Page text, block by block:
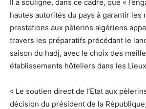
Il a souligné, dans ce cadre, que «
hautes autorités du pays à garantir les
prestations aux pèlerins algériens
travers les préparatifs précédant le
saison du hadj, avec le choix des
établissements hôteliers dans les
« Le soutien direct de l’Etat aux
décision du président de la